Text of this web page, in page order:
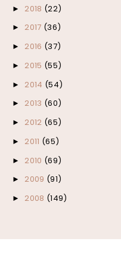
► 2018 (22)
► 2017 (36)
► 2016 (37)
► 2015 (55)
► 2014 (54)
► 2013 (60)
► 2012 (65)
► 2011 (65)
► 2010 (69)
► 2009 (91)
► 2008 (149)